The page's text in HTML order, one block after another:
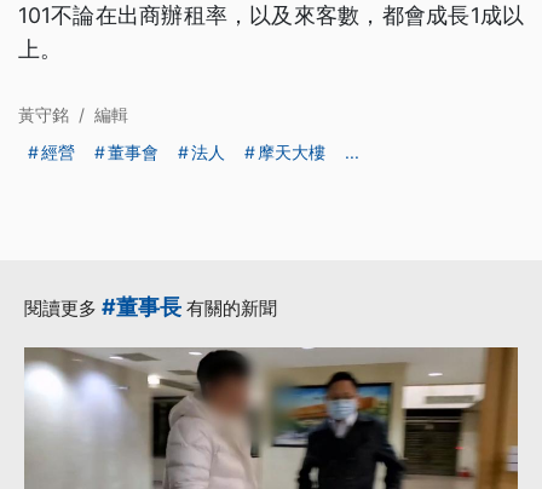
101不論在出商辦租率，以及來客數，都會成長1成以
上。
黃守銘 / 編輯
經營
董事會 法人 摩天大樓 ...
閱讀更多 #董事長 有關的新聞